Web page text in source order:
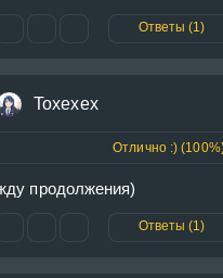
Ответы (1)
Toxexex
Отлично :)
продолжения)
Ответы (1)